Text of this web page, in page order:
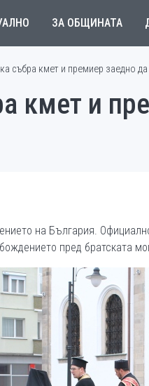
ЗА ОБЩИНАТА
събра кмет и премиер заедно
кмет и
на България.
пред братската